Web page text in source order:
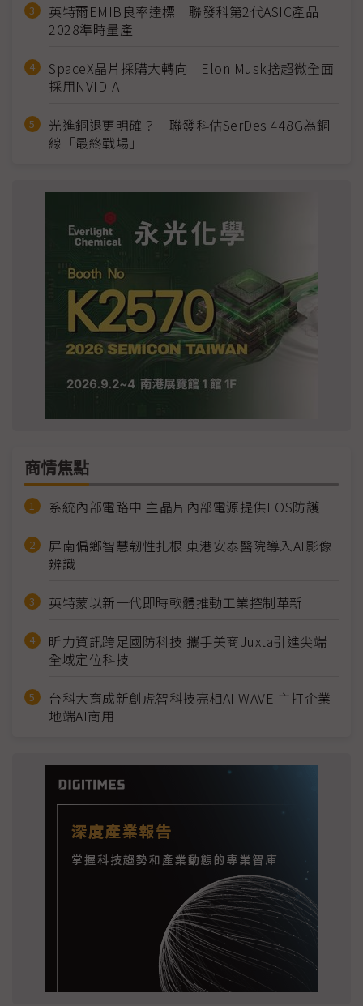
英特爾EMIB良率達標 聯發科第2代ASIC產品
2028準時量產
SpaceX晶片採購大轉向 Elon Musk捨超微全面
採用NVIDIA
光進銅退更明確？ 聯發科估SerDes 448G為銅
線「最終戰場」
商情焦點
系統內部電路中 主晶片內部電源提供EOS防護
屏南偏鄉智慧韌性扎根 東港安泰醫院導入AI影像
辨識
英特蒙以新一代即時軟體推動工業控制革新
昕力資訊跨足國防科技 攜手美商Juxta引進尖端
全域定位科技
台科大育成新創虎智科技亮相AI WAVE 主打企業
地端AI商用